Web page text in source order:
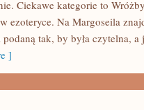
Ciekawe kategorie to
ezoteryce. Na Margoseila
podaną tak, by była czytelna,
]